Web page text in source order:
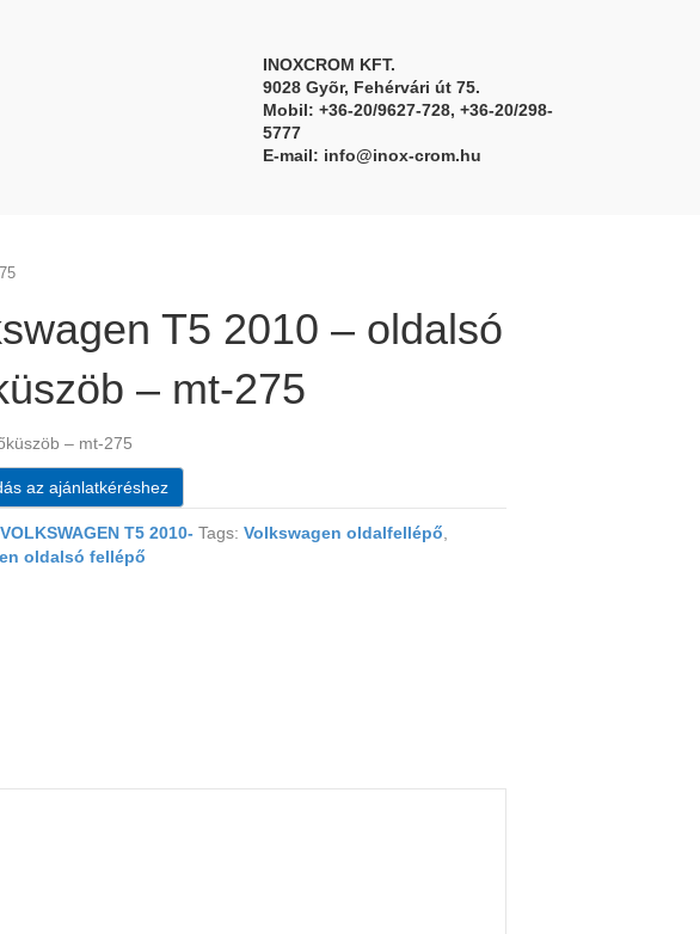
INOXCROM KFT.
9028 Gyõr, Fehérvári út 75.
Mobil: +36-20/9627-728, +36-20/298-
5777
E-mail: info@inox-crom.hu
T5 2010 – oldalsó
– mt-275
– mt-275
az ajánlatkéréshez
VOLKSWAGEN T5 2010- Tags:Volkswagen oldalfellépő
oldalsó fellépő